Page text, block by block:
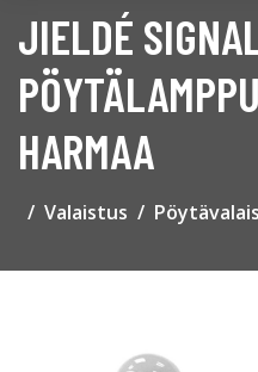
JIELDÉ
HARMAA
Valaistus